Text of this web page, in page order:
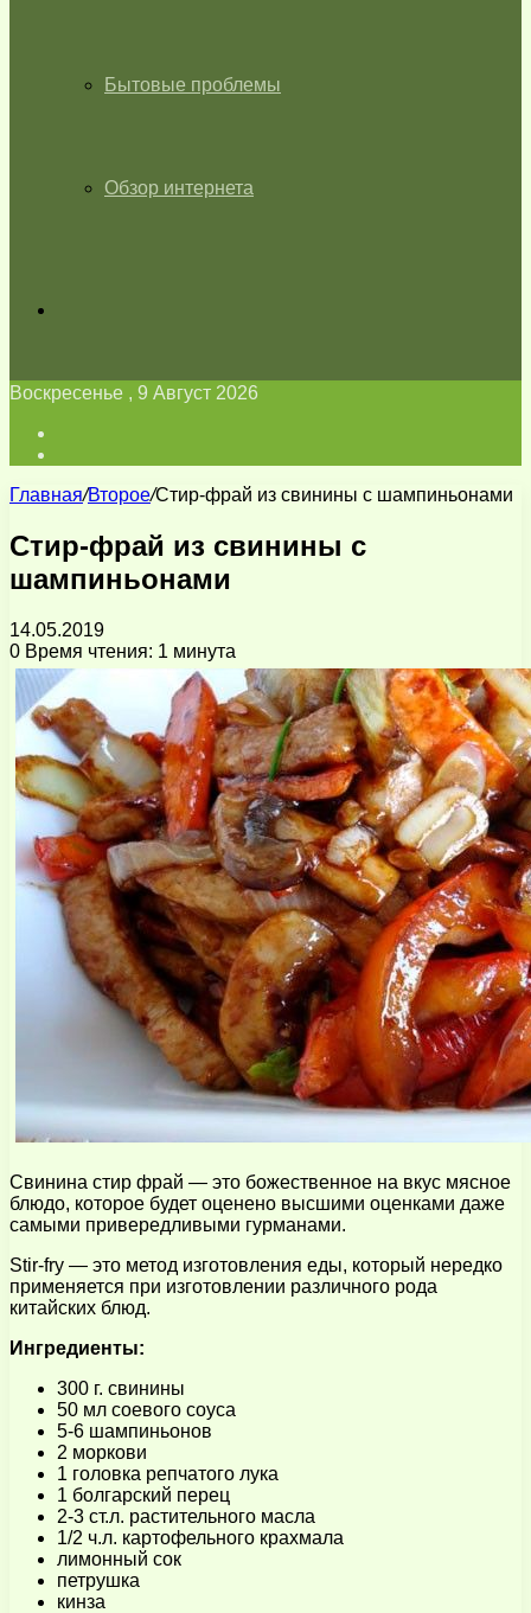
Бытовые проблемы
Обзор интернета
Воскресенье , 9 Август 2026
Главная/Второе/Стир-фрай из свинины с шампиньонами
Стир-фрай из свинины с
шампиньонами
14.05.2019
0 Время чтения: 1 минута
Свинина стир фрай — это божественное на вкус мясное
блюдо, которое будет оценено высшими оценками даже
самыми привередливыми гурманами.
Stir-fry — это метод изготовления еды, который нередко
применяется при изготовлении различного рода
китайских блюд.
Ингредиенты:
300 г. свинины
50 мл соевого соуса
5-6 шампиньонов
2 моркови
1 головка репчатого лука
1 болгарский перец
2-3 ст.л. растительного масла
1/2 ч.л. картофельного крахмала
лимонный сок
петрушка
кинза